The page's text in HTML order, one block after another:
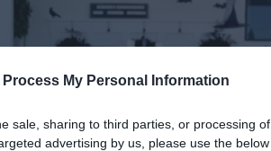
Process My Personal Information
sale, sharing to third parties, or processing
advertising by us, please use the